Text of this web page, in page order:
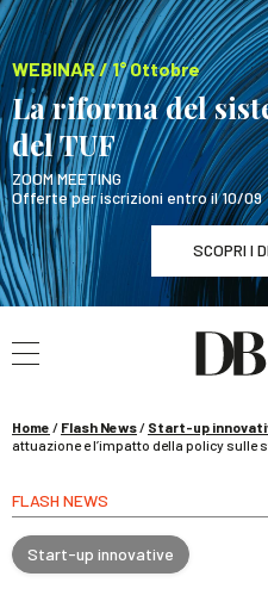
WEBINAR / 1° Ottobre
La riforma del
del TUF
ZOOM MEETING
Offerte per iscrizioni entro il 10/09
SCOPRI I
WEBINAR /
La riforma del sistema
Home / Flash News/ Start-up
attuazione e l’impatto della policy sulle
FLASH NEWS
Start-up innovative